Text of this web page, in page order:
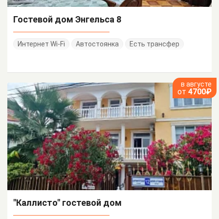
Гостевой дом Энгельса 8
Интернет Wi-Fi Автостоянка Есть трансфер
в августе
от 4700₽
"Каллисто" гостевой дом